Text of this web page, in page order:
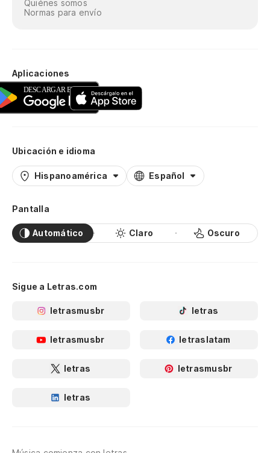
Quiénes somos
Normas para envío
Aplicaciones
Ubicación e idioma
Hispanoamérica Español
Pantalla
Automático Claro Oscuro
Sigue a Letras.com
letrasmusbr letras
letrasmusbr letraslatam
letras letrasmusbr
letras